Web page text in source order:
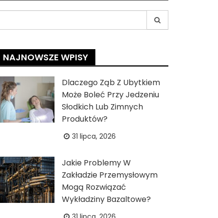
NAJNOWSZE WPISY
Dlaczego Ząb Z Ubytkiem
Może Boleć Przy Jedzeniu
Słodkich Lub Zimnych
Produktów?
31 lipca, 2026
Jakie Problemy W
Zakładzie Przemysłowym
Mogą Rozwiązać
Wykładziny Bazaltowe?